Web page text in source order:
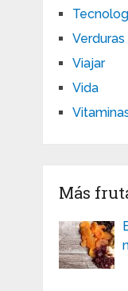
Verduras
Viajar
Vida
Más